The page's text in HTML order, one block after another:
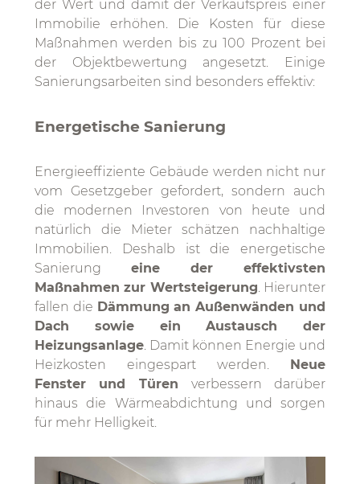
der Wert und damit der Verkaufspreis einer
Immobilie erhöhen. Die Kosten für diese
Maßnahmen werden bis zu 100 Prozent bei
der Objektbewertung angesetzt. Einige
Sanierungsarbeiten sind besonders effektiv:
Energetische Sanierung
Energieeffiziente Gebäude werden nicht nur
vom Gesetzgeber gefordert, sondern auch
die modernen Investoren von heute und
natürlich die Mieter schätzen nachhaltige
Immobilien. Deshalb ist die energetische
Sanierung eine der effektivsten
Maßnahmen zur Wertsteigerung . Hierunter
fallen die Dämmung an Außenwänden und
Dach sowie ein Austausch der
Heizungsanlage. Damit können Energie und
Heizkosten eingespart werden. Neue
Fenster und Türen verbessern darüber
hinaus die Wärmeabdichtung und sorgen
für mehr Helligkeit.